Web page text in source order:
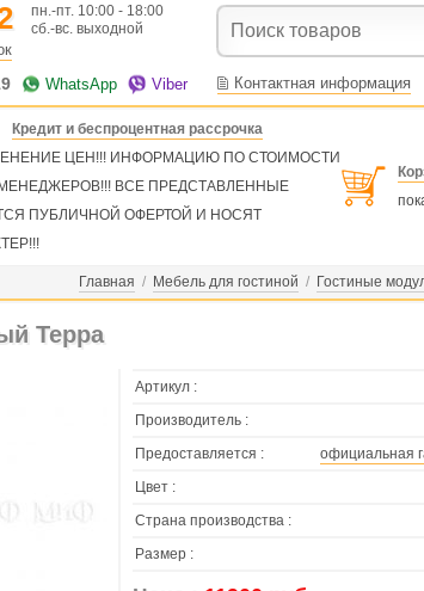
пн.-пт. 10:00 - 18:00
сб.-вс. выходной
WhatsApp Viber Контактная информация
Кредит и беспроцентная рассрочка
ЦЕН!!! ИНФОРМАЦИЮ ПО СТОИМОСТИ
ВСЕ ПРЕДСТАВЛЕННЫЕ
ПУБЛИЧНОЙ ОФЕРТОЙ И НОСЯТ
Главная / Мебель для гостиной / Гостиные
Терра
Артикул :
Производитель :
Предоставляется :
официальная
Цвет :
Страна производства :
Размер :